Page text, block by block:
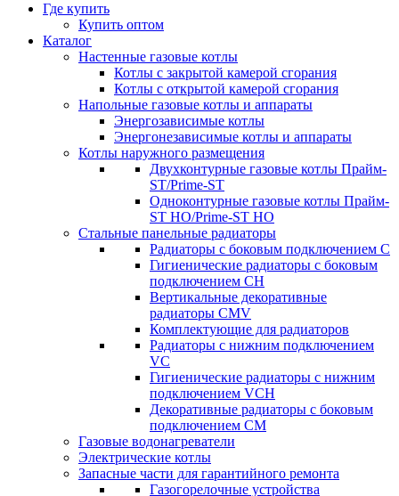
Где купить
Купить оптом
Каталог
Настенные газовые котлы
Котлы с закрытой камерой сгорания
Котлы с открытой камерой сгорания
Напольные газовые котлы и аппараты
Энергозависимые котлы
Энергонезависимые котлы и аппараты
Котлы наружного размещения
Двухконтурные газовые котлы Прайм-
ST/Prime-ST
Одноконтурные газовые котлы Прайм-
ST HO/Prime-ST HO
Стальные панельные радиаторы
Радиаторы c боковым подключением C
Гигиенические радиаторы c боковым
подключением CH
Вертикальные декоративные
радиаторы CMV
Комплектующие для радиаторов
Радиаторы c нижним подключением
VC
Гигиенические радиаторы c нижним
подключением VCH
Декоративные радиаторы с боковым
подключением CM
Газовые водонагреватели
Электрические котлы
Запасные части для гарантийного ремонта
Газогорелочные устройства